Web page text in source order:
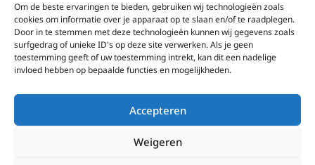
Om de beste ervaringen te bieden, gebruiken wij technologieën zoals
cookies om informatie over je apparaat op te slaan en/of te raadplegen.
Door in te stemmen met deze technologieën kunnen wij gegevens zoals
surfgedrag of unieke ID's op deze site verwerken. Als je geen
toestemming geeft of uw toestemming intrekt, kan dit een nadelige
invloed hebben op bepaalde functies en mogelijkheden.
Accepteren
Weigeren
EWTN-Team
Organisatiegegevens
Doneren
EWTN wordt uitsluitend gefinancierd door uw donaties.
Wij ontvangen bewust geen advertentie-inkomsten of